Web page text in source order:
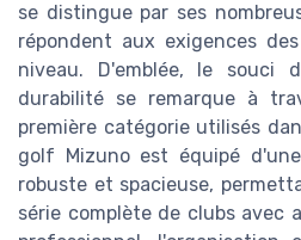
se distingue par ses
répondent aux exigences
niveau. D'emblée, le
durabilité se remarque à
première catégorie utilisés
golf Mizuno est équipé
robuste et spacieuse,
série complète de clubs avec